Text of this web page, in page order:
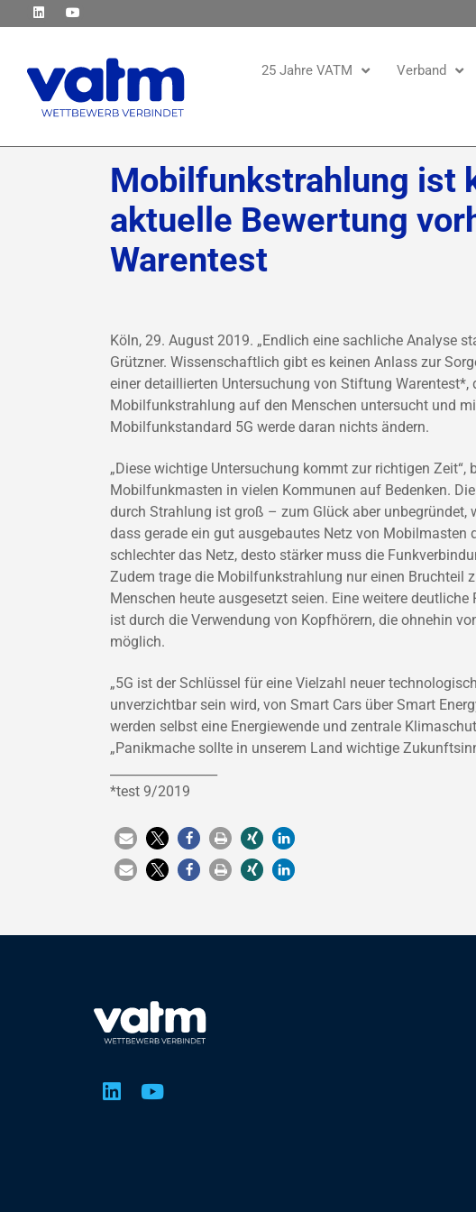
25 Jahre VATM Verband
Mobilfunkstrahlung ist
aktuelle Bewertung
Warentest
Köln, 29. August 2019. „Endlich eine sachliche Analyse
Grützner. Wissenschaftlich gibt es keinen Anlass zur
einer detaillierten Untersuchung von Stiftung
Mobilfunkstrahlung auf den Menschen untersucht und
Mobilfunkstandard 5G werde daran nichts ändern.
„Diese wichtige Untersuchung kommt zur richtigen
Mobilfunkmasten in vielen Kommunen auf Bedenken.
durch Strahlung ist groß – zum Glück aber unbegründet,
dass gerade ein gut ausgebautes Netz von Mobilmasten
schlechter das Netz, desto stärker muss die
Zudem trage die Mobilfunkstrahlung nur einen Bruchteil
Menschen heute ausgesetzt seien. Eine weitere
ist durch die Verwendung von Kopfhörern, die ohnehin
möglich.
„5G ist der Schlüssel für eine Vielzahl neuer
unverzichtbar sein wird, von Smart Cars über Smart
werden selbst eine Energiewende und zentrale
„Panikmache sollte in unserem Land wichtige
*test 9/2019